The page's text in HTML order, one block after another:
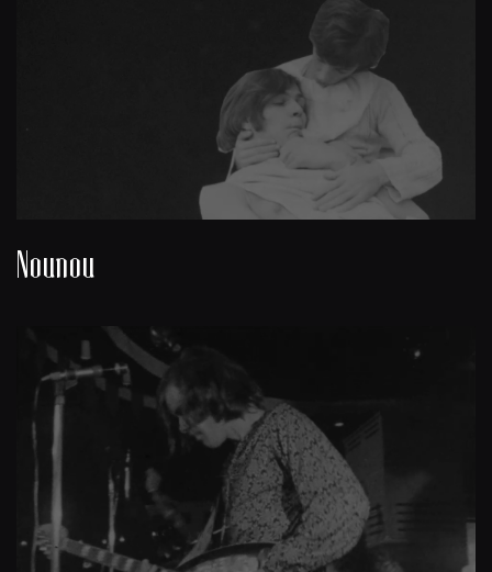
Nounou